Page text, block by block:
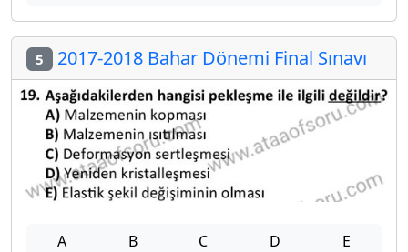
5 2017-2018 Bahar Dönemi Final Sınavı
A B C D E